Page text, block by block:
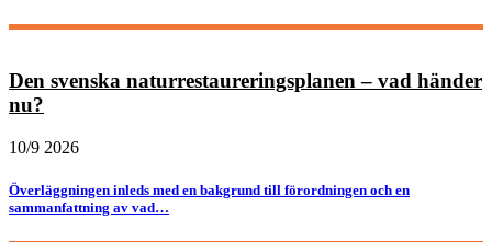
Den svenska naturrestaureringsplanen – vad händer
nu?
10/9 2026
Överläggningen inleds med en bakgrund till förordningen och en
sammanfattning av vad…